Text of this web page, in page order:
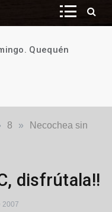
Quequén
8 »
Necochea sin
disfrútala!!
2007